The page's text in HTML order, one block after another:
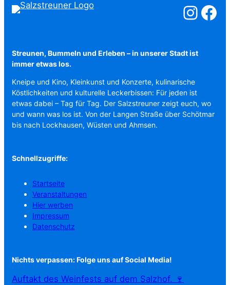
Salzstreuner
Streunen, Bummeln und Erleben – in unserer Stadt ist
immer etwas los.
Kneipe und Kino, Kleinkunst und Konzerte, kulinarische
Köstlichkeiten und kulturelle Leckerbissen: Für jeden ist
etwas dabei – Tag für Tag. Der Salzstreuner zeigt euch, wo
und wann was los ist. Von der Langen Straße über Schötmar
bis nach Lockhausen, Wüsten und Ahmsen.
Schnellzugriffe:
Startseite
Veranstaltungen
Hier werben
Impressum
Datenschutz
Nichts verpassen: Folge uns auf Social Media!
Auftakt des Weinfests auf dem Salzhof. 🍷